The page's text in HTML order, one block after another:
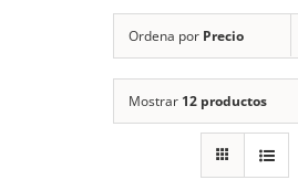
Ordena por Precio
Mostrar 12 productos